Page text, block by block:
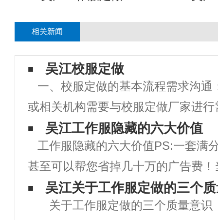
相关新闻
吴江校服定做
一、校服定做的基本流程需求沟通
或相关机构需要与校服定做厂家进
明确校服的款式、颜色、尺寸、数量
求。设计打样：根据需求，校服厂
打样，提供校服的设计稿和样品供学
吴江工作服隐藏的六大价值
工作服隐藏的六大价值PS:一套满
甚至可以帮您省掉几十万的广告费
企业是否需要统一定制工作服，你是
为，工作服就只是一块用来防脏的
吴江关于工作服定做的三个
关于工作服定做的三个质量意识